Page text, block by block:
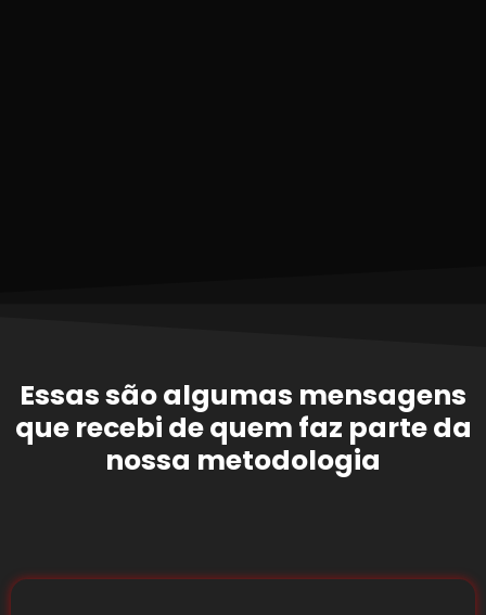
Essas são algumas mensagens
que recebi de quem faz parte da
nossa metodologia